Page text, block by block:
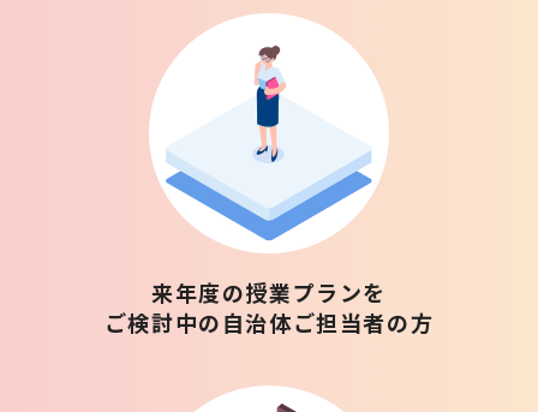
来年度の授業プランを
ご検討中の自治体ご担当者の方